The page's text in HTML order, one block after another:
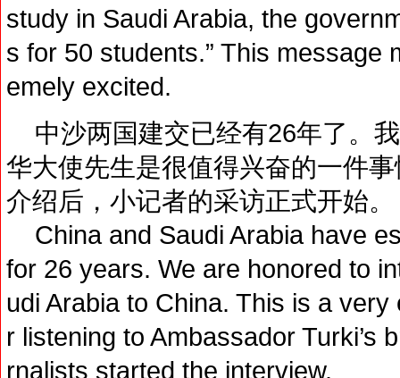
study in Saudi Arabia, the
s for 50 students.” This message
emely excited.
中沙两国建交已经有26年了。
华大使先生是很值得兴奋的一件
介绍后，小记者的采访正式开始。
China and Saudi Arabia have
for 26 years. We are honored to
udi Arabia to China. This is a
r listening to Ambassador Turki’s
rnalists started the interview.